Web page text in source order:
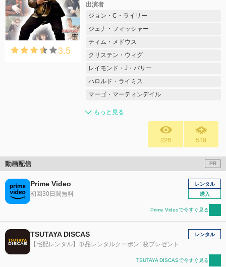
3.5
出演者
ジョン・C・ライリー
ジェナ・フィッシャー
ティム・メドウス
クリステン・ウィグ
レイモンド・J・バリー
ハロルド・ライミス
マーゴ・マーティンデイル
もっと見る
226 519
動画配信 PR
Prime Video
初回30日間無料
レンタル
購入
Prime Videoで今すぐ見る
TSUTAYA DISCAS
【宅配レンタル】単品レンタルクーポン1枚プレゼント
レンタル
TSUTAYA DISCASで今すぐ見る